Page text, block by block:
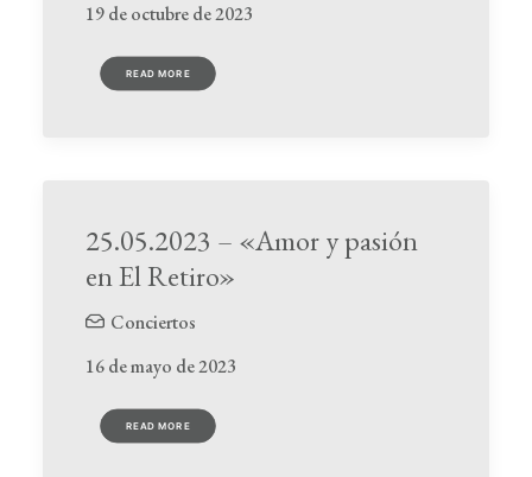
19 de octubre de 2023
READ MORE
25.05.2023 – «Amor y pasión
en El Retiro»
Conciertos
16 de mayo de 2023
READ MORE